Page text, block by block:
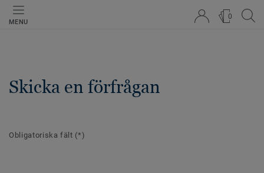
MENU
0
Skicka en förfrågan
Obligatoriska fält (*)